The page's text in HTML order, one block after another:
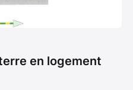
en logement